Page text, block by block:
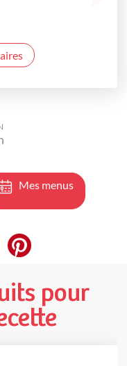
Mes menus
pour